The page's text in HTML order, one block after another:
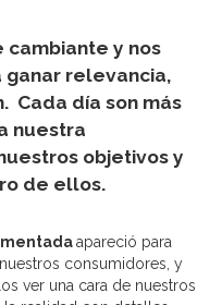
cambiante y nos
ganar relevancia,
Cada día son más
nuestra
objetivos y
de ellos.
apareció para
consumidores, y
ver una cara de nuestros